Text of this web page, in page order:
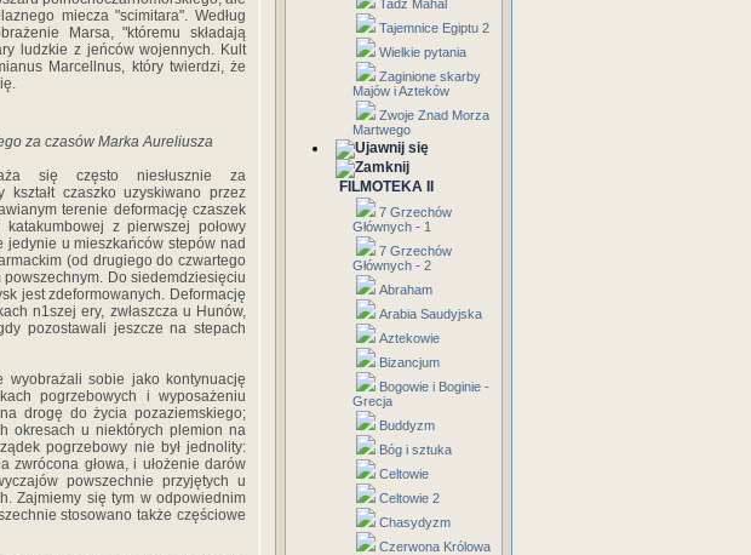
miecza "scimitara". Według
Marsa, "któremu składają
ludzkie z jeńców wojennych. Kult
Marcellnus, który twierdzi, że
za czasów Marka Aureliusza
się często niesłusznie za
kształt czaszko uzyskiwano przez
terenie deformację czaszek
z pierwszej połowy
jedynie u mieszkańców stepów nad
(od drugiego do czwartego
Do siedemdziesięciu
jest zdeformowanych. Deformację
n1szej ery, zwłaszcza u Hunów,
pozostawali jeszcze na stepach
wyobrażali sobie jako kontynuację
pogrzebowych i wyposażeniu
drogę do życia pozaziemskiego;
okresach u niektórych plemion na
pogrzebowy nie był jednolity:
zwrócona głowa, i ułożenie darów
powszechnie przyjętych u
Zajmiemy się tym w odpowiednim
stosowano także częściowe
Tadź Mahal
Tajemnice Egiptu 2
Wielkie pytania
Zaginione skarby
Majów i Azteków
Zwoje Znad Morza
Martwego
FILMOTEKA II
7 Grzechów
Głównych - 1
7 Grzechów
Głównych - 2
Abraham
Arabia Saudyjska
Aztekowie
Bizancjum
Bogowie i Boginie -
Grecja
Buddyzm
Bóg i sztuka
Celtowie
Celtowie 2
Chasydyzm
Czerwona Królowa